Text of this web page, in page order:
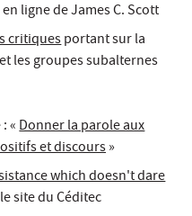
ligne de James C. Scott
critiquesportant sur la
les groupes subalternes
: «Donner la parole aux
et discours»
which doesn't dare
site du Céditec